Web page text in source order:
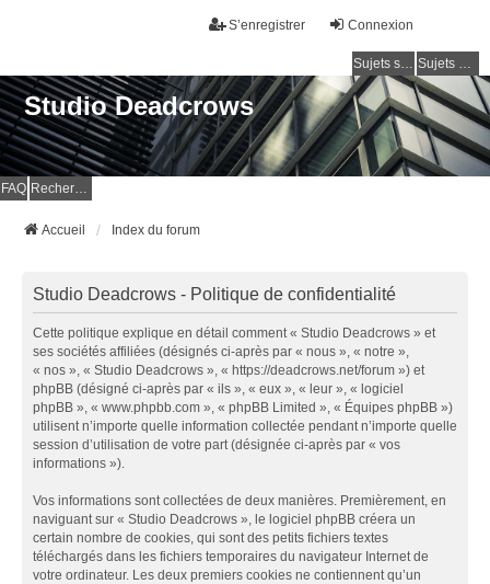
Connexion
S’enregistrer
Sujets sans réponse Sujets actifs
Studio Deadcrows
FAQ Rechercher
Accueil Index du forum
Studio Deadcrows - Politique de confidentialité
Cette politique explique en détail comment « Studio Deadcrows » et
ses sociétés affiliées (désignés ci-après par « nous », « notre »,
« nos », « Studio Deadcrows », « https://deadcrows.net/forum ») et
phpBB (désigné ci-après par « ils », « eux », « leur », « logiciel
phpBB », « www.phpbb.com », « phpBB Limited », « Équipes phpBB »)
utilisent n’importe quelle information collectée pendant n’importe quelle
session d’utilisation de votre part (désignée ci-après par « vos
informations »).
Vos informations sont collectées de deux manières. Premièrement, en
naviguant sur « Studio Deadcrows », le logiciel phpBB créera un
certain nombre de cookies, qui sont des petits fichiers textes
téléchargés dans les fichiers temporaires du navigateur Internet de
votre ordinateur. Les deux premiers cookies ne contiennent qu’un